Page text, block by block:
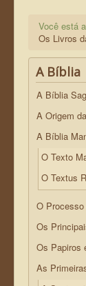
Você está
Os Livros
A Bíblia
A Bíblia
A Origem
A Bíblia
O Texto
O Textus
O
Os
Os Papiros
As